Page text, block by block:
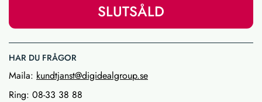
SLUTSÅLD
HAR DU FRÅGOR
Maila: kundtjanst@digidealgroup.se
Ring: 08-33 38 88